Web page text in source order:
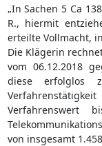
„In Sachen 5 Ca
R., hiermit
erteilte Vollmacht,
Die Klägerin
vom 06.12.2018
diese
von insgesamt